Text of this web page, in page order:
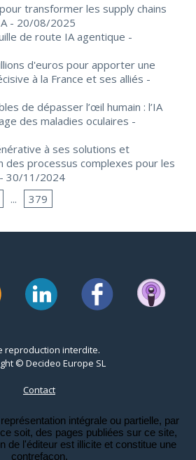
transformer les supply chains
- 20/08/2025
de route IA agentique -
d'euros pour apporter une
à la France et ses alliés -
de dépasser l’œil humain : l’IA
des maladies oculaires -
à ses solutions et
des processus complexes pour les
- 30/11/2024
... 379
reproduction interdite.
© Decideo Europe SL
Contact
intégrale ou partielle, par
soit, des pages publiées sur ce site,
de l'éditeur est illicite et constitue une
contrefaçon.